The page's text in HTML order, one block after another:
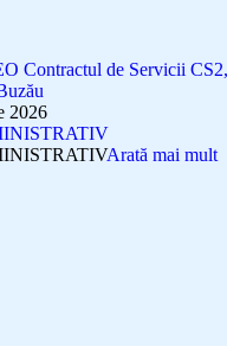
Contractul de Servicii
2026
Arată mai mult